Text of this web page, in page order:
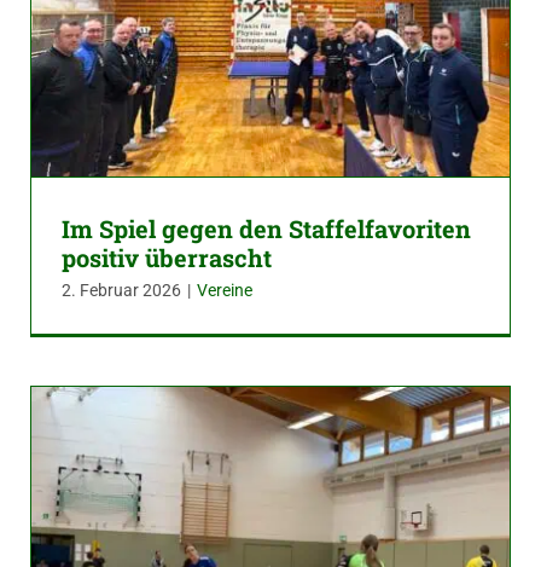
Im Spiel gegen den Staffelfavoriten
positiv überrascht
2. Februar 2026 | Vereine